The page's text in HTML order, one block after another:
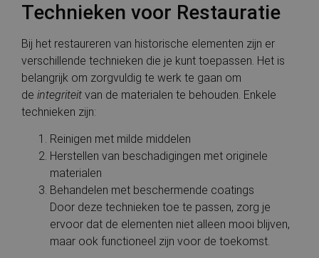
Technieken voor Restauratie
Bij het restaureren van historische elementen zijn er
verschillende technieken die je kunt toepassen. Het is
belangrijk om zorgvuldig te werk te gaan om
de integriteit van de materialen te behouden. Enkele
technieken zijn:
Reinigen met milde middelen
Herstellen van beschadigingen met originele
materialen
Behandelen met beschermende coatings
Door deze technieken toe te passen, zorg je
ervoor dat de elementen niet alleen mooi blijven,
maar ook functioneel zijn voor de toekomst.